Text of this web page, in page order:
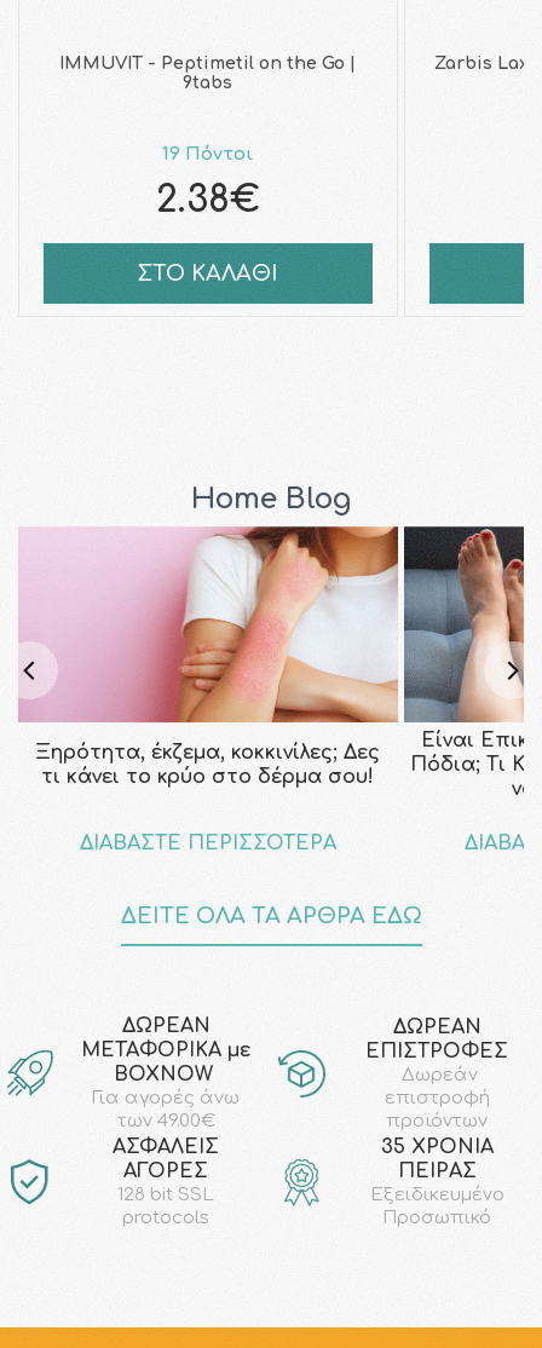
IMMUVIT - Peptimetil on the Go |
9tabs
19 Πόντοι
2.38€
ΣΤΟ ΚΑΛΑΘΙ
Zarbis
Home Blog
Ξηρότητα, έκζεμα, κοκκινίλες; Δες
τι κάνει το κρύο στο δέρμα σου!
ΔΙΑΒΑΣΤΕ ΠΕΡΙΣΣΟΤΕΡΑ
Είναι
Πόδια; Τι
να
ΔΕΙΤΕ ΟΛΑ ΤΑ ΑΡΘΡΑ ΕΔΩ
ΔΩΡΕΑΝ
ΜΕΤΑΦΟΡΙΚΑ με
ΒΟΧΝΟW
Για αγορές άνω
των 49.00€
ΔΩΡΕΑΝ
ΕΠΙΣΤΡΟΦΕΣ
Δωρεάν
επιστροφή
προϊόντων
AΣΦΑΛΕΙΣ
ΑΓΟΡΕΣ
128 bit SSL
protocols
35 ΧΡΟΝΙΑ
ΠΕΙΡΑΣ
Εξειδικευμένο
Προσωπικό